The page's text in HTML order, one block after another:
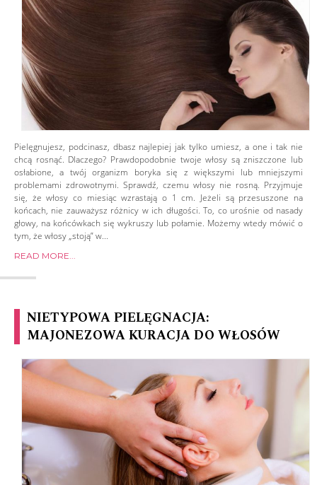
Pielęgnujesz, podcinasz, dbasz najlepiej jak tylko umiesz, a one i tak nie
chcą rosnąć. Dlaczego? Prawdopodobnie twoje włosy są zniszczone lub
osłabione, a twój organizm boryka się z większymi lub mniejszymi
problemami zdrowotnymi. Sprawdź, czemu włosy nie rosną. Przyjmuje
się, że włosy co miesiąc wzrastają o 1 cm. Jeżeli są przesuszone na
końcach, nie zauważysz różnicy w ich długości. To, co urośnie od nasady
głowy, na końcówkach się wykruszy lub połamie. Możemy wtedy mówić o
tym, że włosy „stoją” w...
READ MORE...
NIETYPOWA PIELĘGNACJA:
MAJONEZOWA KURACJA DO WŁOSÓW